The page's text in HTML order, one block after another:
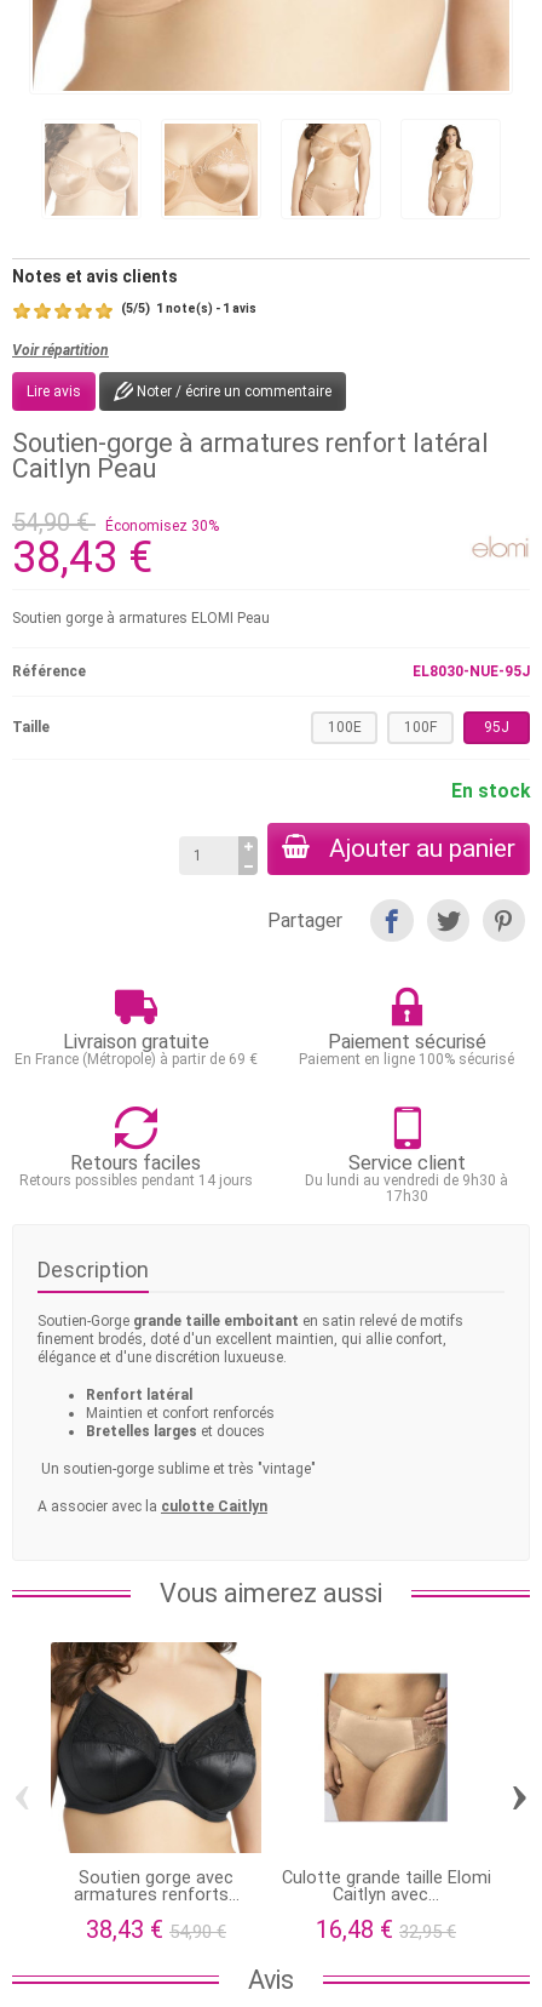
Notes et avis clients
(5/5) 1 note(s) - 1 avis
Voir répartition
Lire avis Noter / écrire un commentaire
Soutien-gorge à armatures renfort latéral
Caitlyn Peau
54,90 € Économisez 30%
38,43 €
Soutien gorge à armatures ELOMI Peau
Référence EL8030-NUE-95J
Taille 100E 100F 95J
En stock
Ajouter au panier
Partager
Livraison gratuite
En France (Métropole) à partir de 69 €
Paiement sécurisé
Paiement en ligne 100% sécurisé
Retours faciles
Retours possibles pendant 14 jours
Service client
Du lundi au vendredi de 9h30 à
17h30
Description
Soutien-Gorge grande taille emboitant en satin relevé de motifs
finement brodés, doté d'un excellent maintien, qui allie confort,
élégance et d'une discrétion luxueuse.
Renfort latéral
Maintien et confort renforcés
Bretelles larges et douces
Un soutien-gorge sublime et très "vintage"
A associer avec la culotte Caitlyn
Vous aimerez aussi
Soutien gorge avec
armatures renforts...
38,43 € 54,90 €
Culotte grande taille Elomi
Caitlyn avec...
16,48 € 32,95 €
‹ ›
Avis